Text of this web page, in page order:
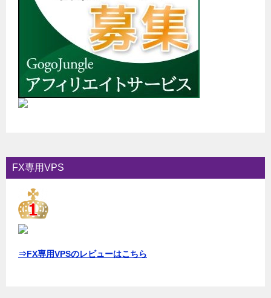
FX専用VPS
⇒FX専用VPSのレビューはこちら